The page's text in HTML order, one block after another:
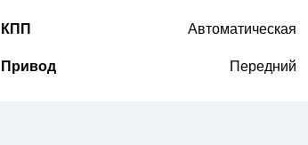
КПП
Привод
Автоматическая
Передний